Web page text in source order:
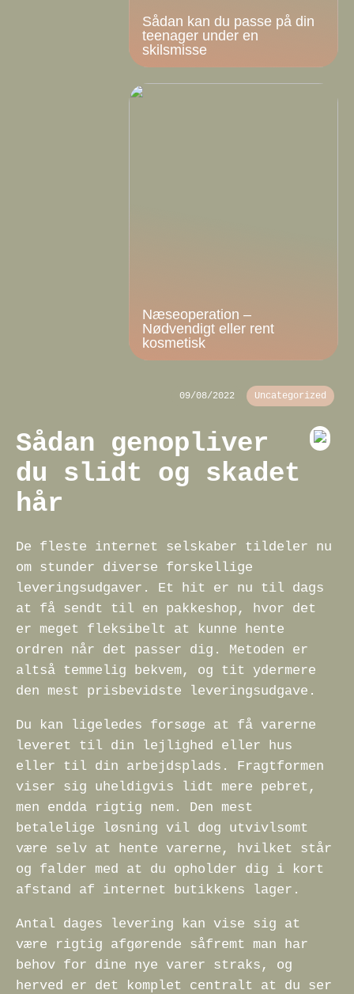
Sådan kan du passe på din
teenager under en
skilsmisse
Næseoperation –
Nødvendigt eller rent
kosmetisk
09/08/2022 Uncategorized
Sådan genopliver
du slidt og skadet
hår
De fleste internet selskaber tildeler nu
om stunder diverse forskellige
leveringsudgaver. Et hit er nu til dags
at få sendt til en pakkeshop, hvor det
er meget fleksibelt at kunne hente
ordren når det passer dig. Metoden er
altså temmelig bekvem, og tit ydermere
den mest prisbevidste leveringsudgave.
Du kan ligeledes forsøge at få varerne
leveret til din lejlighed eller hus
eller til din arbejdsplads. Fragtformen
viser sig uheldigvis lidt mere pebret,
men endda rigtig nem. Den mest
betalelige løsning vil dog utvivlsomt
være selv at hente varerne, hvilket står
og falder med at du opholder dig i kort
afstand af internet butikkens lager.
Antal dages levering kan vise sig at
være rigtig afgørende såfremt man har
behov for dine nye varer straks, og
herved er det komplet centralt at du ser